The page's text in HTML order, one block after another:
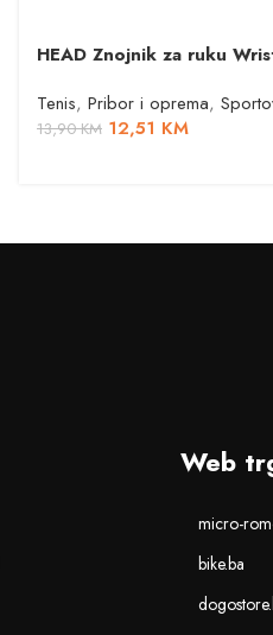
HEAD Znojnik za ruku
Tenis, Pribor i oprema,
13,90KM 12,51 KM
Web
micro-
bike.ba